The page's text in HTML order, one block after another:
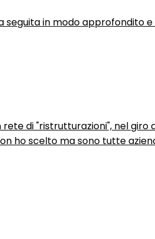
seguita in modo
di "ristrutturazioni", nel
ho scelto ma sono tutte